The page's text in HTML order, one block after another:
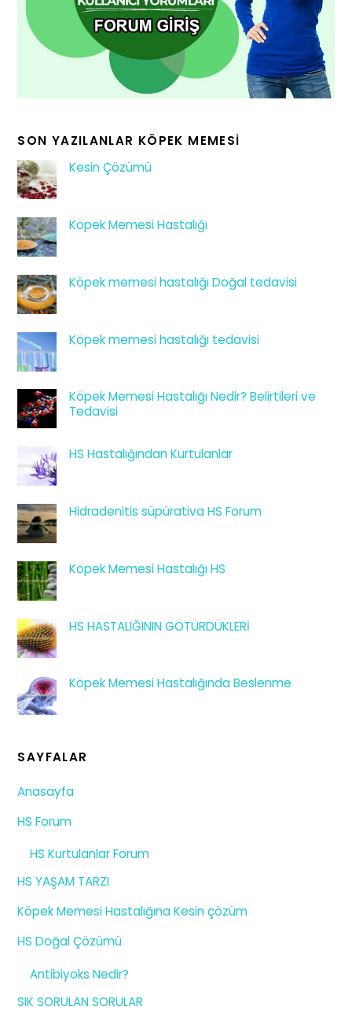
SON YAZILANLAR KÖPEK MEMESI
Kesin Çözümü
Köpek Memesi Hastalığı
Köpek memesi hastalığı Doğal tedavisi
Köpek memesi hastalığı tedavisi
Köpek Memesi Hastalığı Nedir? Belirtileri ve
Tedavisi
HS Hastalığından Kurtulanlar
Hidradenitis süpürativa HS Forum
Köpek Memesi Hastalığı HS
HS HASTALIĞININ GÖTÜRDÜKLERİ
Köpek Memesi Hastalığında Beslenme
SAYFALAR
Anasayfa
HS Forum
HS Kurtulanlar Forum
HS YAŞAM TARZI
Köpek Memesi Hastalığına Kesin çözüm
HS Doğal Çözümü
Antibiyoks Nedir?
SIK SORULAN SORULAR